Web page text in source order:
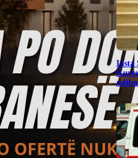
​Lista